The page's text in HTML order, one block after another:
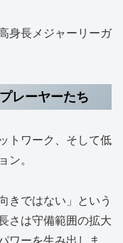
身長メジャーリーガ
レーヤーたち
トワーク、そして低
ン。
きではない」という
さは守備範囲の拡大
ワーを生み出しま